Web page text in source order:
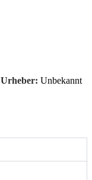
Urheber: Unbekannt